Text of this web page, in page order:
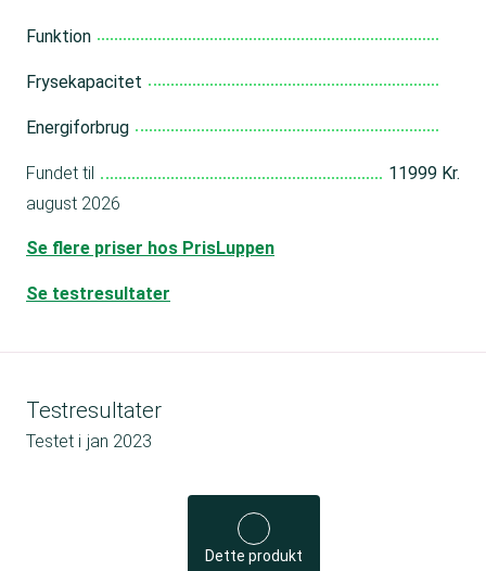
Funktion
Frysekapacitet
Energiforbrug
Fundet til
11999 Kr.
august 2026
Se flere priser hos PrisLuppen
Se testresultater
Testresultater
Testet i jan 2023
Dette produkt